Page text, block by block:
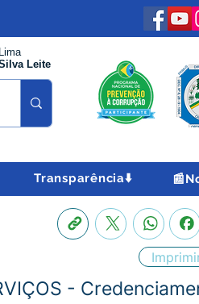
Leite
Transparência⬇️
-